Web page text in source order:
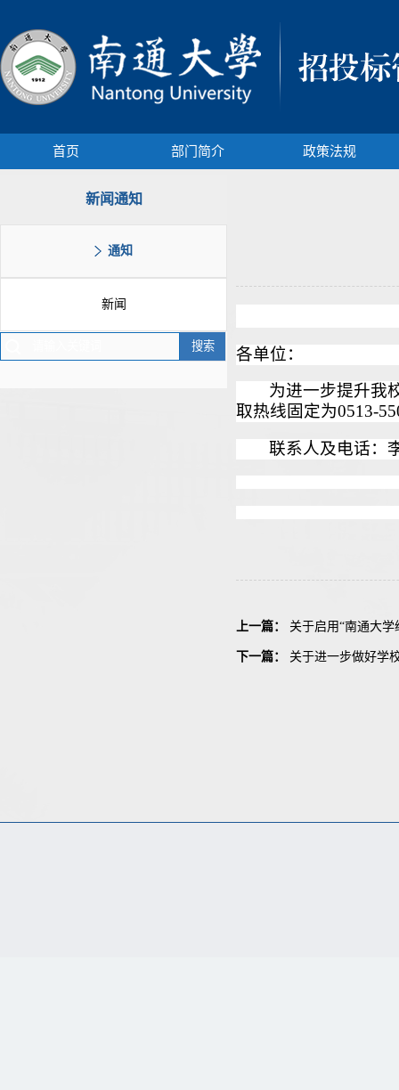
首页 部门简介 政策法规
新闻通知
通知
新闻
各单位：
为进一步提升我
取热线固定为0513-
联系人及电话：
上一篇： 关于启用“南通大
下一篇： 关于进一步做好学